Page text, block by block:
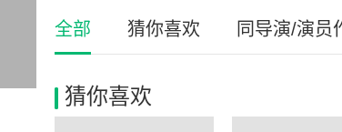
全部 猜你喜欢 同导演/演员
猜你喜欢